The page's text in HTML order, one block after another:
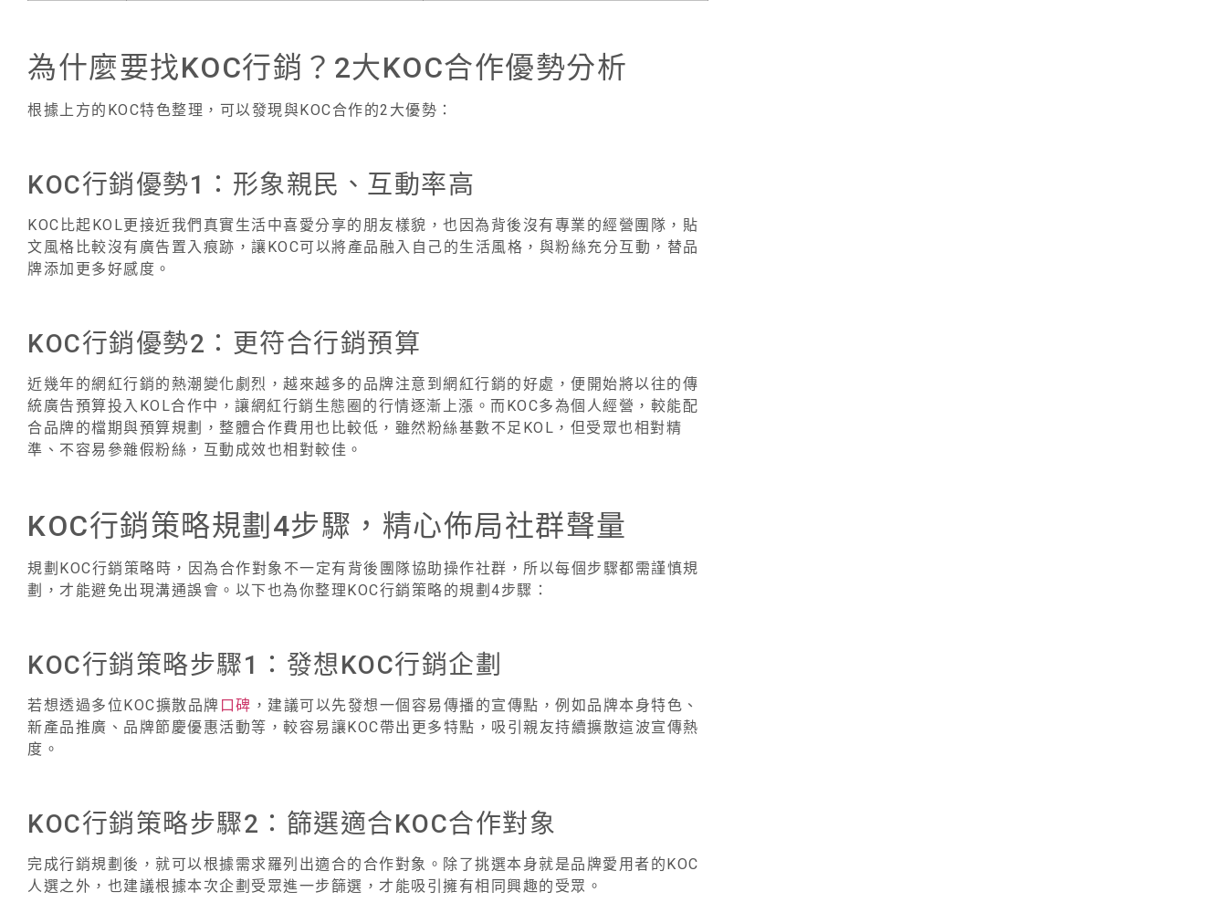
為什麼要找KOC行銷？2大KOC合作優勢分析
根據上方的KOC特色整理，可以發現與KOC合作的2大優勢：
KOC行銷優勢1：形象親民、互動率高
KOC比起KOL更接近我們真實生活中喜愛分享的朋友樣貌，也因為背後沒有專業的經營團隊，貼
文風格比較沒有廣告置入痕跡，讓KOC可以將產品融入自己的生活風格，與粉絲充分互動，替品
牌添加更多好感度。
KOC行銷優勢2：更符合行銷預算
近幾年的網紅行銷的熱潮變化劇烈，越來越多的品牌注意到網紅行銷的好處，便開始將以往的傳
統廣告預算投入KOL合作中，讓網紅行銷生態圈的行情逐漸上漲。而KOC多為個人經營，較能配
合品牌的檔期與預算規劃，整體合作費用也比較低，雖然粉絲基數不足KOL，但受眾也相對精
準、不容易參雜假粉絲，互動成效也相對較佳。
KOC行銷策略規劃4步驟，精心佈局社群聲量
規劃KOC行銷策略時，因為合作對象不一定有背後團隊協助操作社群，所以每個步驟都需謹慎規
劃，才能避免出現溝通誤會。以下也為你整理KOC行銷策略的規劃4步驟：
KOC行銷策略步驟1：發想KOC行銷企劃
若想透過多位KOC擴散品牌 口碑 ，建議可以先發想一個容易傳播的宣傳點，例如品牌本身特色、
新產品推廣、品牌節慶優惠活動等，較容易讓KOC帶出更多特點，吸引親友持續擴散這波宣傳熱
度。
KOC行銷策略步驟2：篩選適合KOC合作對象
完成行銷規劃後，就可以根據需求羅列出適合的合作對象。除了挑選本身就是品牌愛用者的KOC
人選之外，也建議根據本次企劃受眾進一步篩選，才能吸引擁有相同興趣的受眾。